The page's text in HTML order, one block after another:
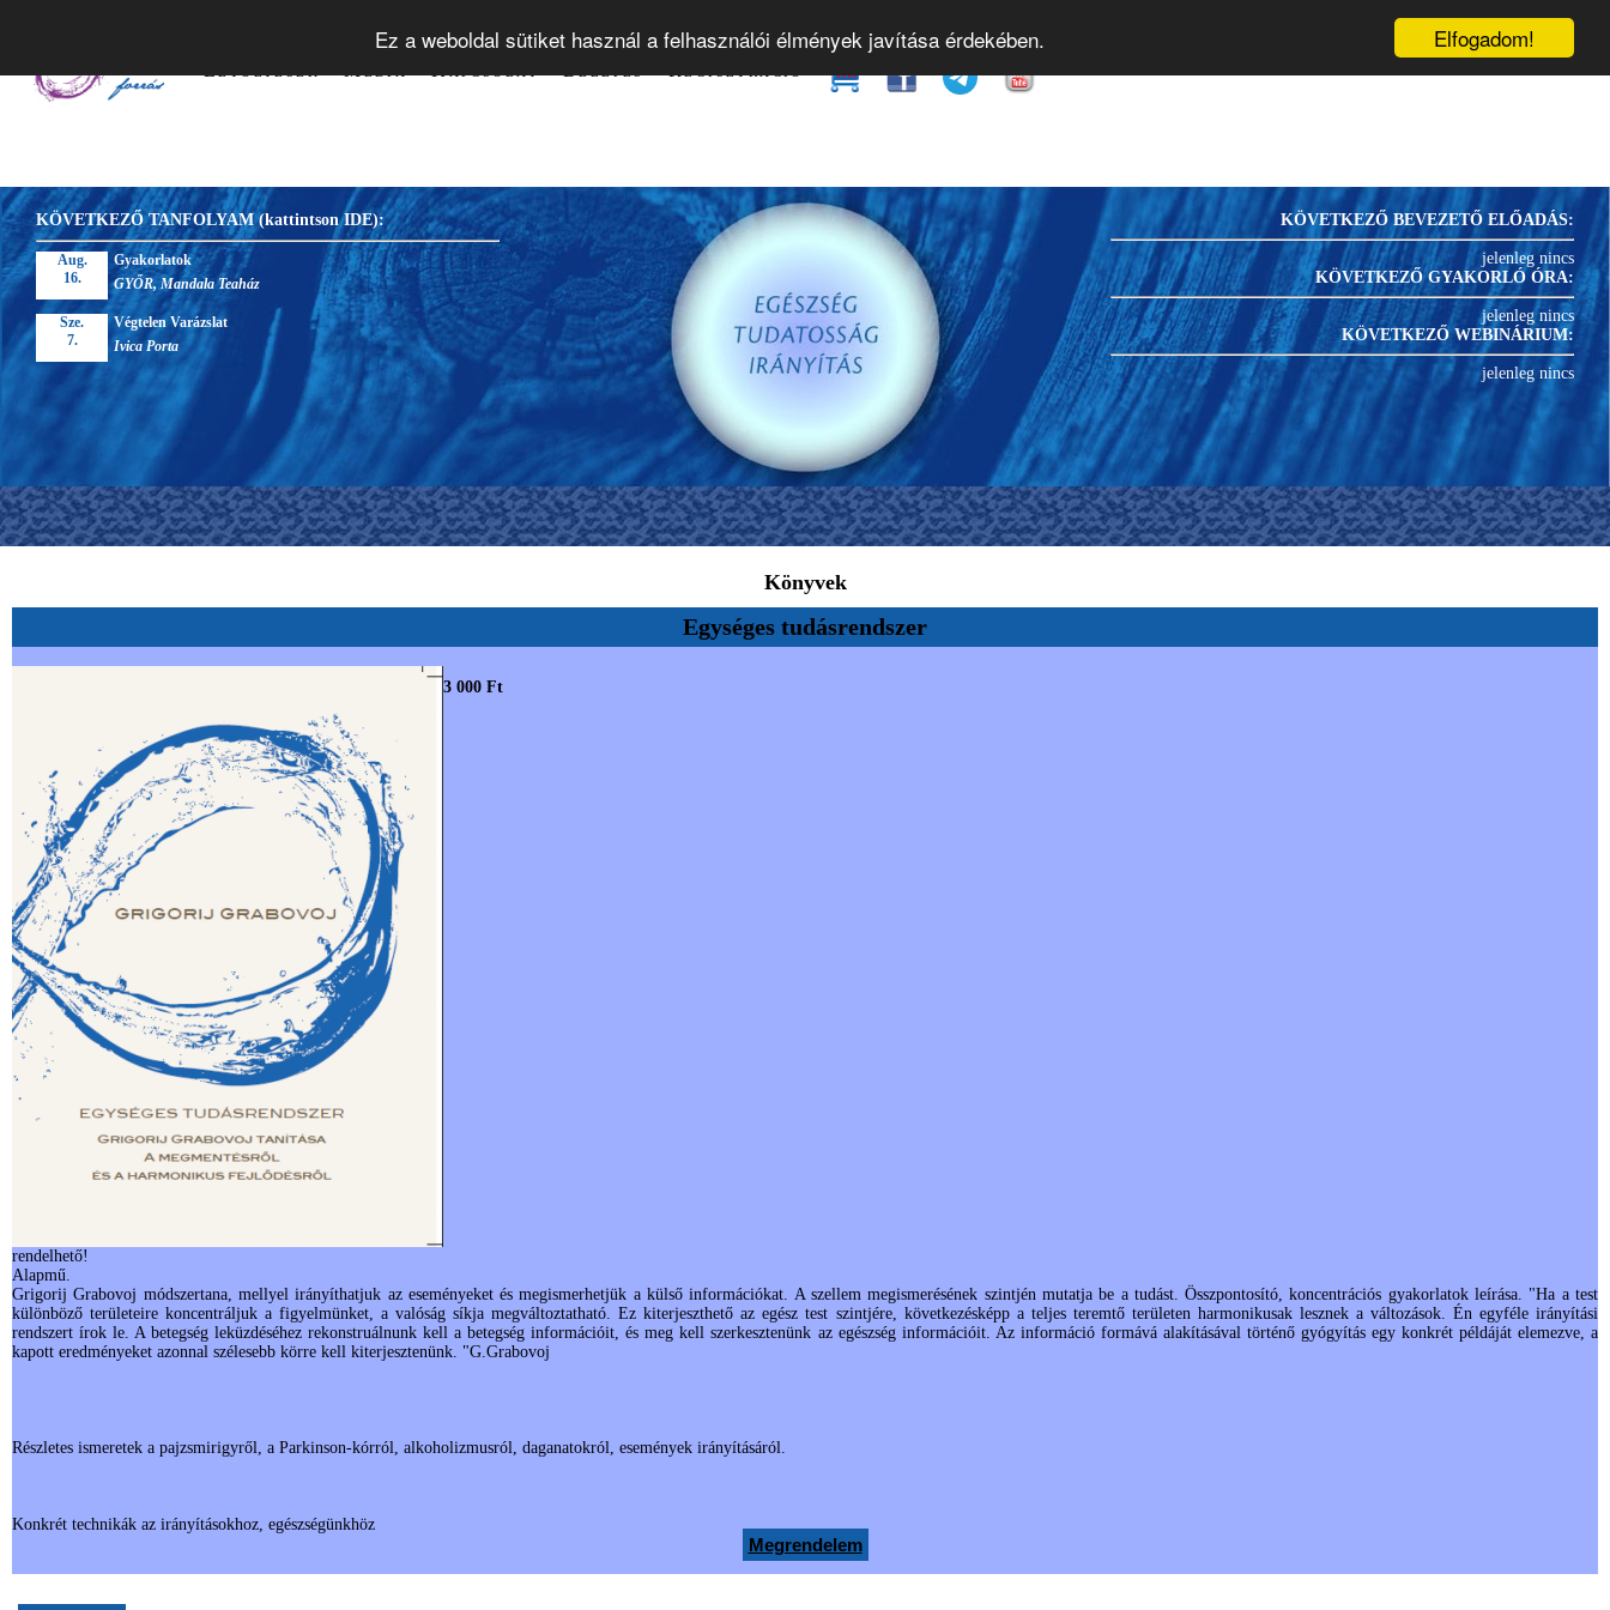
Elfogadom!
Ez a weboldal sütiket használ a felhasználói élmények javítása érdekében. PRK-1U
KÖVETKEZŐ TANFOLYAM (kattintson IDE):
Aug.
16.
Gyakorlatok
GYŐR, Mandala Teaház
Sze.
7.
Végtelen Varázslat
Ivica Porta
KÖVETKEZŐ BEVEZETŐ ELŐADÁS:
jelenleg nincs
KÖVETKEZŐ GYAKORLÓ ÓRA:
jelenleg nincs
KÖVETKEZŐ WEBINÁRIUM:
jelenleg nincs
Könyvek
Egységes tudásrendszer
3 000 Ft
rendelhető!
Alapmű.
Grigorij Grabovoj módszertana, mellyel irányíthatjuk az eseményeket és megismerhetjük a külső információkat. A szellem megismerésének szintjén mutatja be a tudást. Összpontosító, koncentrációs gyakorlatok leírása. "Ha a test
különböző területeire koncentráljuk a figyelmünket, a valóság síkja megváltoztatható. Ez kiterjeszthető az egész test szintjére, következésképp a teljes teremtő területen harmonikusak lesznek a változások. Én egyféle irányítási
rendszert írok le. A betegség leküzdéséhez rekonstruálnunk kell a betegség információit, és meg kell szerkesztenünk az egészség információit. Az információ formává alakításával történő gyógyítás egy konkrét példáját elemezve, a
kapott eredményeket azonnal szélesebb körre kell kiterjesztenünk. "G.Grabovoj
Részletes ismeretek a pajzsmirigyről, a Parkinson-kórról, alkoholizmusról, daganatokról, események irányításáról.
Konkrét technikák az irányításokhoz, egészségünkhöz
Megrendelem